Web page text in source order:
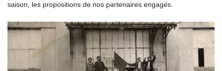
saison, les propositions de nos partenaires engagés.